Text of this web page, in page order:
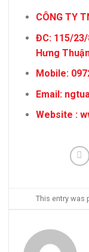
CÔNG TY
ĐC: 115/23/
Hưng
Mobile:
Email:
Website :
This entry was